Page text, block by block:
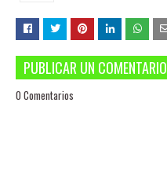
PUBLICAR UN COMENTARIO
0 Comentarios